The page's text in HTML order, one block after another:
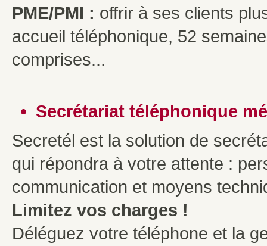
PME/PMI : offrir à ses clients
accueil téléphonique, 52
comprises...
Secrétariat téléphonique
Secretél est la solution de
qui répondra à votre attente :
communication et moyens
Limitez vos charges !
Déléguez votre téléphone et la